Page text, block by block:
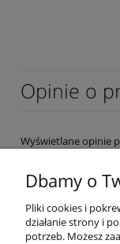
Opinie o
Wyświetlane opinie
Dbamy o
Pliki cookies i
działanie strony i
potrzeb. Możesz